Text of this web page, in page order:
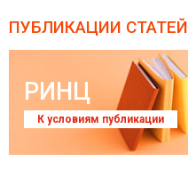
ПУБЛИКАЦИИ СТАТЕЙ
РИНЦ
К условиям публикации